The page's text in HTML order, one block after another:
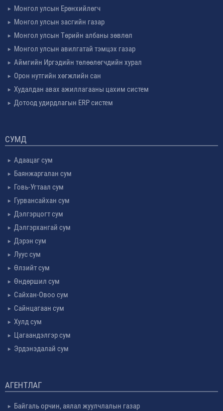
Монгол улсын Ерөнхийлөгч
Монгол улсын засгийн газар
Монгол улсын Төрийн албаны зөвлөл
Монгол улсын авилгатай тэмцэх газар
Аймгийн Иргэдийн төлөөлөгчдийн хурал
Орон нутгийн хөгжлийн сан
Худалдан авах ажиллагааны цахим систем
Дотоод удирдлагын ERP систем
СУМД
Адаацаг сум
Баянжаргалан сум
Говь-Угтаал сум
Гурвансайхан сум
Дэлгэрцогт сум
Дэлгэрхангай сум
Дэрэн сум
Луус сум
Өлзийт сум
Өндөршил сум
Сайхан-Овоо сум
Сайнцагаан сум
Хулд сум
Цагаандэлгэр сум
Эрдэнэдалай сум
АГЕНТЛАГ
Байгаль орчин, аялал жуулчлалын газар